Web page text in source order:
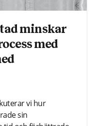
minskar
med
vi hur
sin